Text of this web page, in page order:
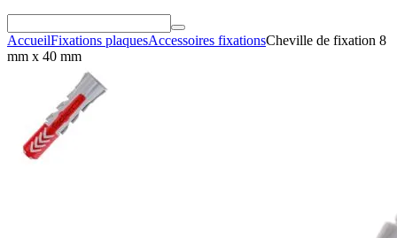
AccueilFixations plaquesAccessoires fixationsCheville de fixation 8
mm x 40 mm